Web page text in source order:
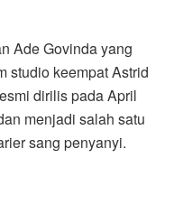
Ade Govinda yang
studio keempat Astrid
dirilis pada April
menjadi salah satu
sang penyanyi.